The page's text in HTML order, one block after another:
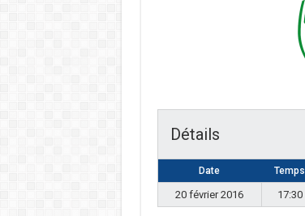
Détails
Date Temps
20 février 2016 17:30